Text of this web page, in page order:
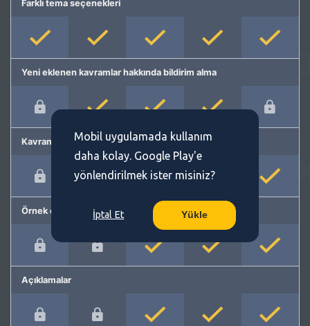
Farklı tema seçenekleri
Yeni eklenen kavramlar hakkında bildirim alma
Kavram önerme
Örnek cümleler
Açıklamalar
Mobil uygulamada kullanım
daha kolay. Google Play'e
yönlendirilmek ister misiniz?
İptal Et Yükle